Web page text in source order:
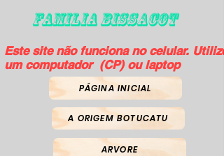
FAMILIA BISSACOT
Este site não funciona no celular. Utilize
um computador (CP) ou laptop
PÁGINA INICIAL
A ORIGEM BOTUCATU
ARVORE